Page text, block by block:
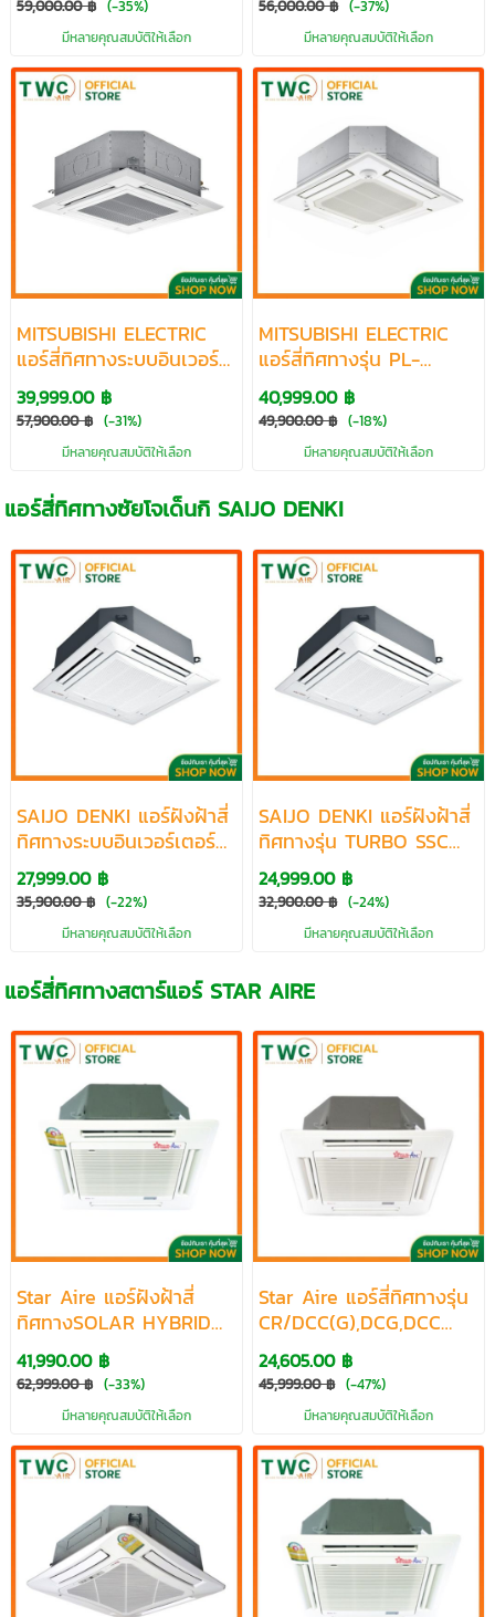
ขนาด 13989-48000
59,000.00 ฿ (-35%)
มีหลายคุณสมบัติให้เลือก
13989-48000 BTU
56,000.00 ฿ (-37%)
มีหลายคุณสมบัติให้เลือก
MITSUBISHI ELECTRIC
แอร์สี่ทิศทางระบบอินเวอร์
เตอร์รุ่น PLY-SERIES R32
ขนาด 13989-48000
BTU
39,999.00 ฿
57,900.00 ฿ (-31%)
มีหลายคุณสมบัติให้เลือก
MITSUBISHI ELECTRIC
แอร์สี่ทิศทางรุ่น PL-
SERIES R410A ขนาด
14000-45000 BTU
40,999.00 ฿
49,900.00 ฿ (-18%)
มีหลายคุณสมบัติให้เลือก
แอร์สี่ทิศทางซัยโจเด็นกิ SAIJO DENKI
SAIJO DENKI แอร์ฝังฝ้าสี่
ทิศทางระบบอินเวอร์เตอร์
รุ่น SURE INVERTER SSC
R32 ขนาด 13787-60100
BTU
27,999.00 ฿
35,900.00 ฿ (-22%)
มีหลายคุณสมบัติให้เลือก
SAIJO DENKI แอร์ฝังฝ้าสี่
ทิศทางรุ่น TURBO SSC
R32 ขนาด 13337-60000
BTU
24,999.00 ฿
32,900.00 ฿ (-24%)
มีหลายคุณสมบัติให้เลือก
แอร์สี่ทิศทางสตาร์แอร์ STAR AIRE
Star Aire แอร์ฝังฝ้าสี่
ทิศทางSOLAR HYBRID
INVERTER R32 รุ่น DCC-
IV-HB ขนาด13035-
36005 BTU
41,990.00 ฿
62,999.00 ฿ (-33%)
มีหลายคุณสมบัติให้เลือก
Star Aire แอร์สี่ทิศทางรุ่น
CR/DCC(G),DCG,DCC
R32 ขนาด18100-56000
BTU
24,605.00 ฿
45,999.00 ฿ (-47%)
มีหลายคุณสมบัติให้เลือก